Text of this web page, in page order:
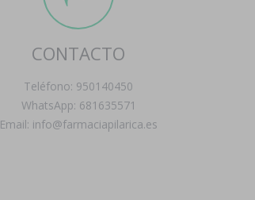
CONTACTO
Teléfono: 950140450
WhatsApp: 681635571
Email: info@farmaciapilarica.es